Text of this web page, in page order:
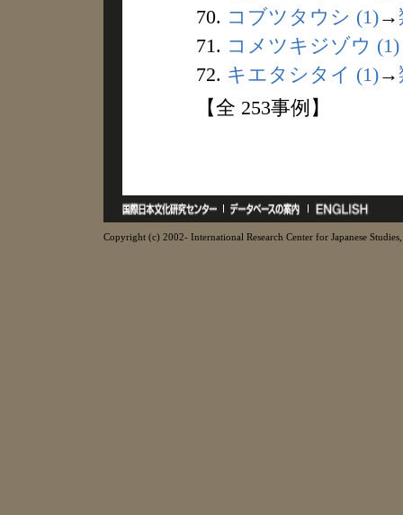
70. コブツタウシ (1)→
71. コメツキジゾウ (1)
72. キエタシタイ (1)→
【全 253事例】
Copyright (c) 2002- International Research Center for Japanese